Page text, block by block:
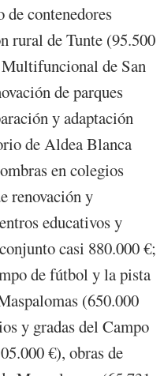
contenedores
rural de Tunte (95.500
de San
de parques
y adaptación
de Aldea Blanca
en colegios
renovación y
educativos y
casi 880.000 €;
de fútbol y la pista
(650.000
y gradas del Campo
€), obras de